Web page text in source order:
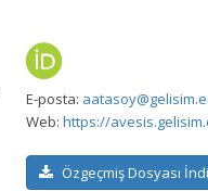
E-posta:
Web: https://
Özgeçmiş Dosyası